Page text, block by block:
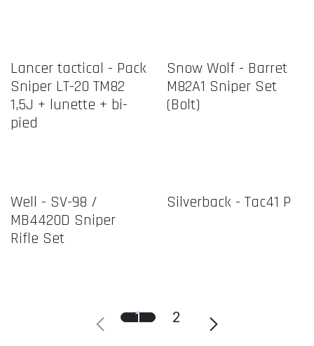
Lancer tactical - Pack
Sniper LT-20 TM82
1,5J + lunette + bi-
pied
Snow Wolf - Barret
M82A1 Sniper Set
(Bolt)
Well - SV-98 /
MB4420D Sniper
Rifle Set
Silverback - Tac41 P
1 2